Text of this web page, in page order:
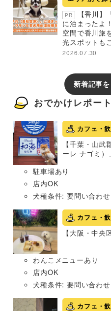
PR
【香川】
に泊まったよ
空間で香川旅
光スポットも
2026.07.30
新着記事
おでかけレポート
カフェ・
【千葉・山
ーレ ナゴミ）
駐車場あり
店内OK
犬種条件: 要問い合わせ
カフェ・
【大阪・中央
わんこメニューあり
店内OK
犬種条件: 要問い合わせ
カフェ・